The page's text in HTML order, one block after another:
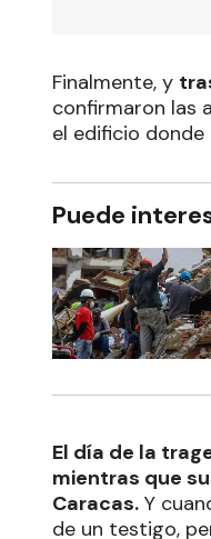
Finalmente, y
confirmaron las
el edificio
Puede
El día de la
mientras que
Caracas. Y
de un testigo,